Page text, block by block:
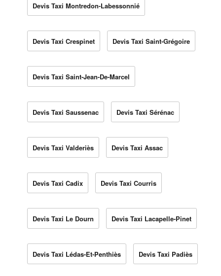
Devis Taxi Montredon-Labessonnié
Devis Taxi Crespinet Devis Taxi Saint-Grégoire
Devis Taxi Saint-Jean-De-Marcel
Devis Taxi Saussenac Devis Taxi Sérénac
Devis Taxi Valderiès Devis Taxi Assac
Devis Taxi Cadix Devis Taxi Courris
Devis Taxi Le Dourn Devis Taxi Lacapelle-Pinet
Devis Taxi Lédas-Et-Penthiès Devis Taxi Padiès